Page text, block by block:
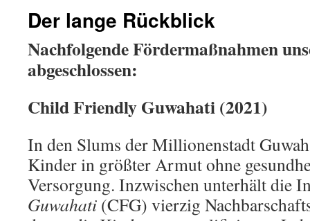
Der lange Rückblick
Nachfolgende Fördermaßnahmen
abgeschlossen:
Child Friendly Guwahati (2021)
In den Slums der Millionenstadt
Kinder in größter Armut ohne
Versorgung. Inzwischen unterhält die
Guwahati (CFG) vierzig